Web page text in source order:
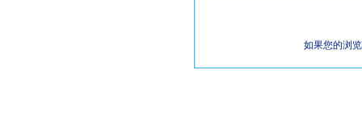
如果您的浏